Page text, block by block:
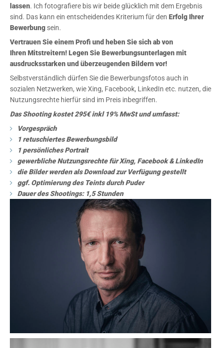
lassen. Ich fotografiere bis wir beide glücklich mit dem Ergebnis
sind. Das kann ein entscheidendes Kriterium für den Erfolg Ihrer
Bewerbung sein.
Vertrauen Sie einem Profi und heben Sie sich ab von
Ihren Mitstreitern! Legen Sie Bewerbungsunterlagen mit
ausdrucksstarken und überzeugenden Bildern vor!
Selbstverständlich dürfen Sie die Bewerbungsfotos auch in
sozialen Netzwerken, wie Xing, Facebook, LinkedIn etc. nutzen, die
Nutzungsrechte hierfür sind im Preis inbegriffen.
Das Shooting kostet 295€ inkl 19% MwSt und umfasst:
Vorgespräch
1 retuschiertes Bewerbungsbild
1 persönliches Portrait
gewerbliche Nutzungsrechte für Xing, Facebook & LinkedIn
die Bilder werden als Download zur Verfügung gestellt
ggf. Optimierung des Teints durch Puder
Dauer des Shootings: 1,5 Stunden